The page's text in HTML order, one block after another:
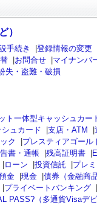
）
手続き
登録情報の変更
お問合せ
マイナンバ
失・盗難・破損
ト一体型キャッシュカー
ュカード 支店・ATM
ク
プレスティアゴール
書・通帳 残高証明書
ローン 投資信託
プレ
金 現金
債券（金融商
プライベートバンキング
PASS?（多通貨Visaデ